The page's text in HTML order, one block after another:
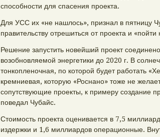
способности для спасения проекта.
Для УСС их «не нашлось», признал в пятницу
правительству отрешиться от проекта и
Решение запустить новейший проект
возобновляемой энергетики до 2020 г. В
тонкопленочная, по которой будет работать
кремниевая, которую «Роснано» тоже не
сопутствующие проекты, к примеру создание
поведал Чубайс.
Стоимость проекта оценивается в 7,5
издержки и 1,6 миллиардов операционные.